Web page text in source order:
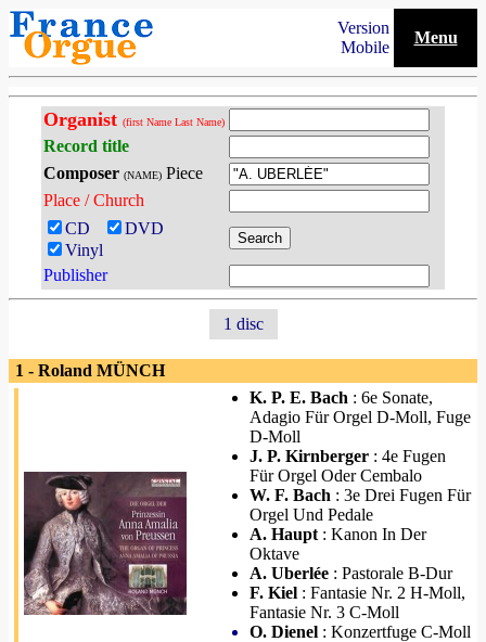
Version
Mobile
Menu
Organist (first Name Last Name)
Record title
Composer (NAME) Piece
Place / Church
CD
DVD
Vinyl
Publisher
1 disc
1 - Roland MÜNCH
K. P. E. Bach : 6e Sonate,
Adagio Für Orgel D-Moll, Fuge
D-Moll
J. P. Kirnberger : 4e Fugen
Für Orgel Oder Cembalo
W. F. Bach : 3e Drei Fugen Für
Orgel Und Pedale
A. Haupt : Kanon In Der
Oktave
A. Uberlée : Pastorale B-Dur
F. Kiel : Fantasie Nr. 2 H-Moll,
Fantasie Nr. 3 C-Moll
O. Dienel : Konzertfuge C-Moll